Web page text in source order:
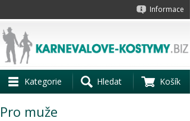
Informace
Kategorie Hledat Košík
Pro muže